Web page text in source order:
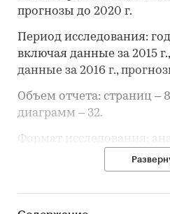
прогнозы до 2020 г.
Период исследования:
включая данные за 2015
данные за 2016 г.,
Объем отчета: страниц –
диаграмм – 32.
Формат исследования
:
в таблицах и
аналитическая